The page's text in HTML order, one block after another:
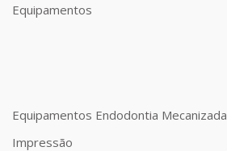
Equipamentos
Equipamentos Endodontia Mecanizada
Impressão